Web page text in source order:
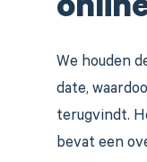
We houden
date,
terugvindt.
bevat een